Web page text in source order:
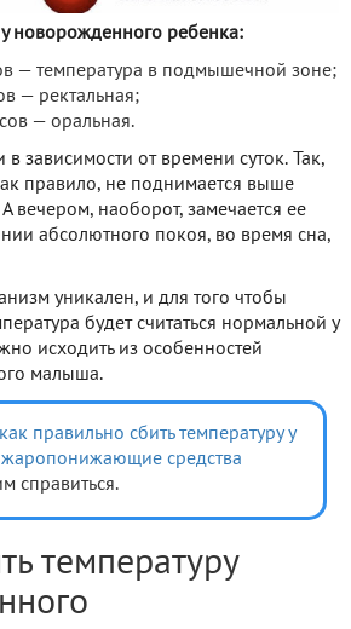
новорожденного ребенка:
— температура в подмышечной зоне;
— ректальная;
— оральная.
в зависимости от времени суток. Так,
правило, не поднимается выше
вечером, наоборот, замечается ее
абсолютного покоя, во время сна,
уникален, и для того чтобы
будет считаться нормальной у
исходить из особенностей
малыша.
как правильно сбить температуру у
жаропонижающие средства
справиться.
температуру